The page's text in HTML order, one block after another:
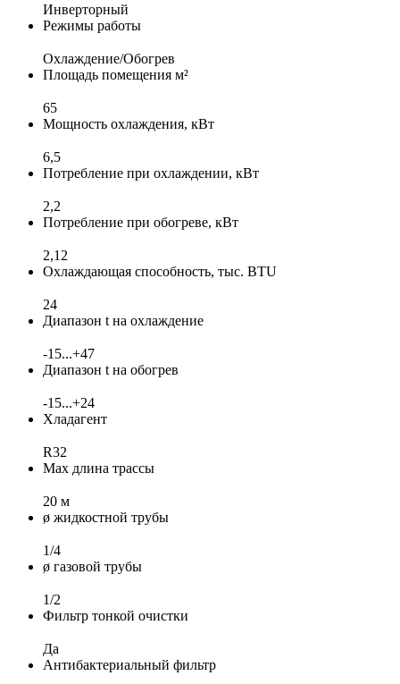
Инверторный
Режимы работы
Охлаждение/Обогрев
Площадь помещения м²
65
Мощность охлаждения, кВт
6,5
Потребление при охлаждении, кВт
2,2
Потребление при обогреве, кВт
2,12
Охлаждающая способность, тыс. BTU
24
Диапазон t на охлаждение
-15...+47
Диапазон t на обогрев
-15...+24
Хладагент
R32
Max длина трассы
20 м
ø жидкостной трубы
1/4
ø газовой трубы
1/2
Фильтр тонкой очистки
Да
Антибактериальный фильтр